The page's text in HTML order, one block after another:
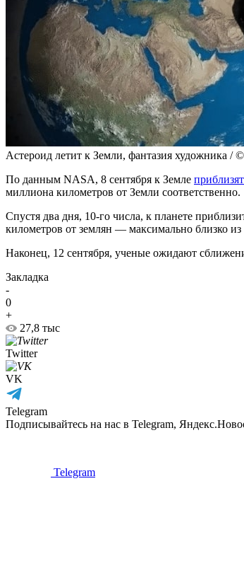
Астероид летит к Земли, фантазия художника /
По данным NASA, 8 сентября к Земле
миллиона километров от Земли соответственно.
Спустя два дня, 10-го числа, к планете
километров от землян — максимально близко из
Наконец, 12 сентября, ученые ожидают
Закладка
-
0
+
27,8 тыс
Twitter
VK
Telegram
Подписывайтесь на нас в Telegram,
Telegram